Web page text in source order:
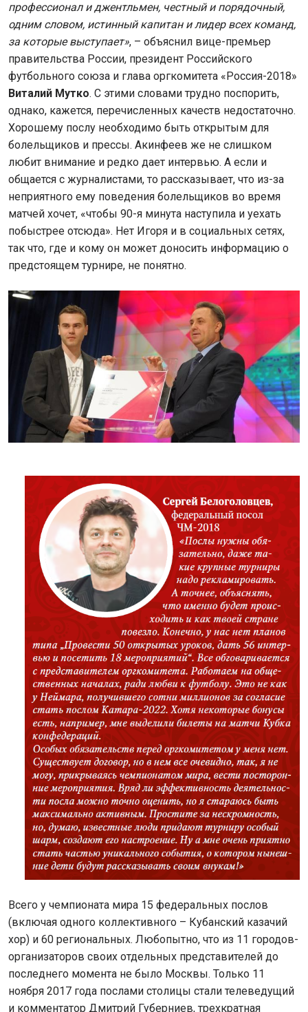
профессионал и джентльмен, честный и порядочный,
одним словом, истинный капитан и лидер всех команд,
за которые выступает», – объяснил вице-премьер
правительства России, президент Российского
футбольного союза и глава оргкомитета «Россия-2018»
Виталий Мутко. С этими словами трудно поспорить,
однако, кажется, перечисленных качеств недостаточно.
Хорошему послу необходимо быть открытым для
болельщиков и прессы. Акинфеев же не слишком
любит внимание и редко дает интервью. А если и
общается с журналистами, то рассказывает, что из-за
неприятного ему поведения болельщиков во время
матчей хочет, «чтобы 90-я минута наступила и уехать
побыстрее отсюда». Нет Игоря и в социальных сетях,
так что, где и кому он может доносить информацию о
предстоящем турнире, не понятно.
Всего у чемпионата мира 15 федеральных послов
(включая одного коллективного – Кубанский казачий
хор) и 60 региональных. Любопытно, что из 11 городов-
организаторов своих отдельных представителей до
последнего момента не было Москвы. Только 11
ноября 2017 года послами столицы стали телеведущий
и комментатор Дмитрий Губерниев, трехкратная